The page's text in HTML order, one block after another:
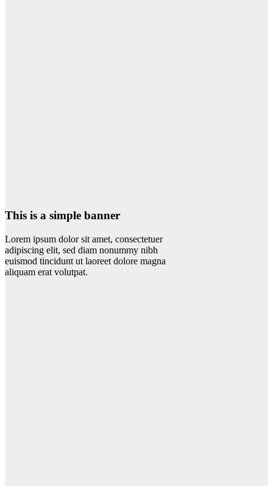
This is a simple banner
Lorem ipsum dolor sit amet, consectetuer
adipiscing elit, sed diam nonummy nibh
euismod tincidunt ut laoreet dolore magna
aliquam erat volutpat.